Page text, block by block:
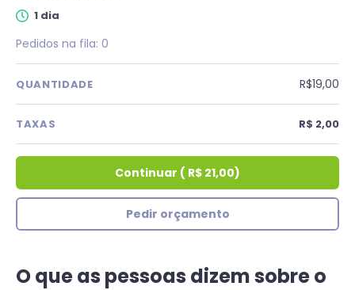
1 dia
Pedidos na fila: 0
QUANTIDADE R$19,00
TAXAS R$ 2,00
Continuar ( R$ 21,00)
Pedir orçamento
O que as pessoas dizem sobre o